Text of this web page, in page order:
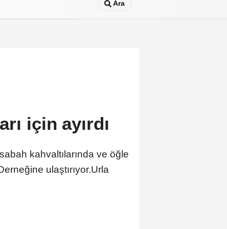
Ara
için ayırdı
kahvaltılarında ve öğle
ulaştırıyor.Urla